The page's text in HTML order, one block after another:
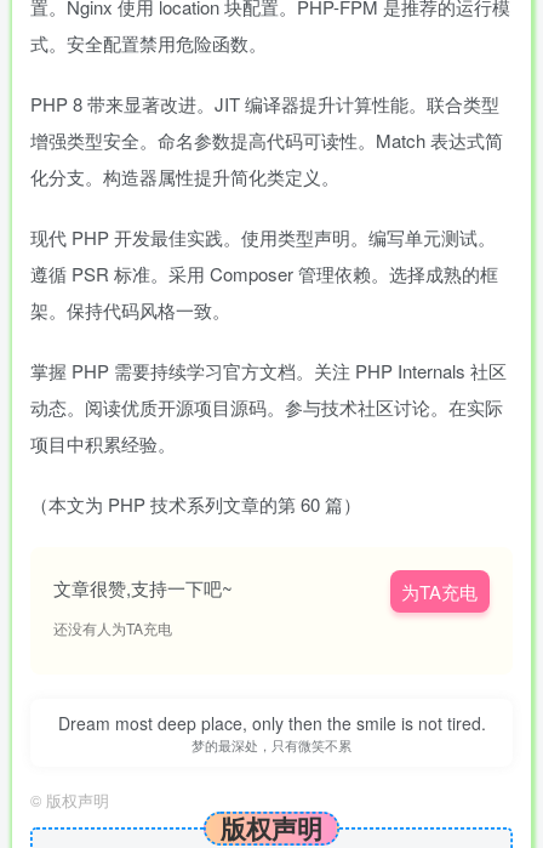
置。Nginx 使用 location 块配置。PHP-FPM 是推荐的运行模
式。安全配置禁用危险函数。
PHP 8 带来显著改进。JIT 编译器提升计算性能。联合类型
增强类型安全。命名参数提高代码可读性。Match 表达式简
化分支。构造器属性提升简化类定义。
现代 PHP 开发最佳实践。使用类型声明。编写单元测试。
遵循 PSR 标准。采用 Composer 管理依赖。选择成熟的框
架。保持代码风格一致。
掌握 PHP 需要持续学习官方文档。关注 PHP Internals 社区
动态。阅读优质开源项目源码。参与技术社区讨论。在实际
项目中积累经验。
（本文为 PHP 技术系列文章的第 60 篇）
文章很赞,支持一下吧~
还没有人为TA充电
为TA充电
Dream most deep place, only then the smile is not tired.
梦的最深处，只有微笑不累
© 版权声明
版权声明